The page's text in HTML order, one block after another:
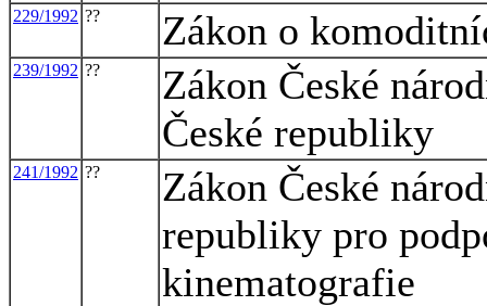
229/1992 ?? Zákon o
239/1992 ??
Zákon České
České republiky
241/1992 ??
Zákon České
republiky pro
kinematografie